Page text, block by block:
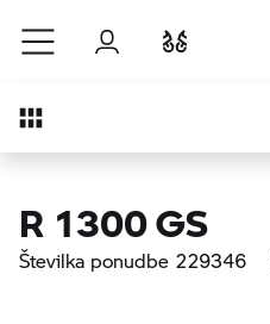
Preskoči na glavno vsebino
Prijava
Pregled
R 1300 GS
Številka ponudbe 229346